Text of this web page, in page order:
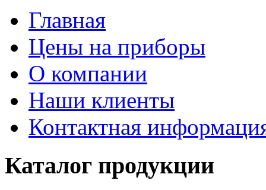
Главная
Цены на приборы
О компании
Наши клиенты
Контактная
Каталог продукции